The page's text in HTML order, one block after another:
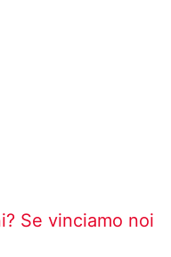
Se vinciamo noi